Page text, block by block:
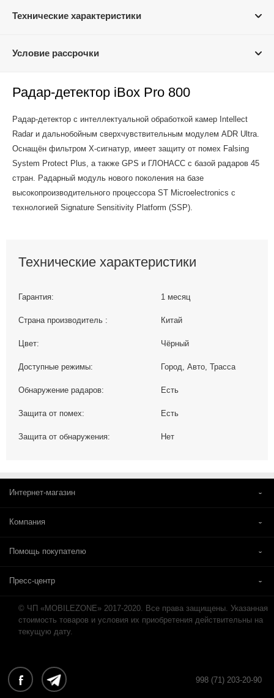
Технические характеристики
Условие рассрочки
Радар-детектор iBox Pro 800
Радар-детектор с интеллектуальной обработкой камер Intellect
Radar и дальнобойным сверхчувствительным модулем ADR Ultra.
Оснащён фильтром X-сигнатур, имеет защиту от помех Falsing
System Protect Plus, а также GPS и ГЛОНАСС с базой радаров 45
стран. Радарный модуль нового поколения на базе
высокопроизводительного процессора ST Microelectronics с
технологией Signature Sensitivity Platform (SSP).
Технические характеристики
Гарантия: 1 месяц
Страна производитель : Китай
Цвет: Чёрный
Доступные режимы: Город, Авто, Трасса
Обнаружение радаров: Есть
Защита от помех: Есть
Защита от обнаружения: Нет
Интернет-магазин
Компания
Помощь покупателю
Пресс-центр
© ЧП «MOBILEZONE» 2017-2020. Все права защищены. Указанная
стоимость товаров и условия их приобретения действительны на
текущую дату.
998 (71) 203-20-90